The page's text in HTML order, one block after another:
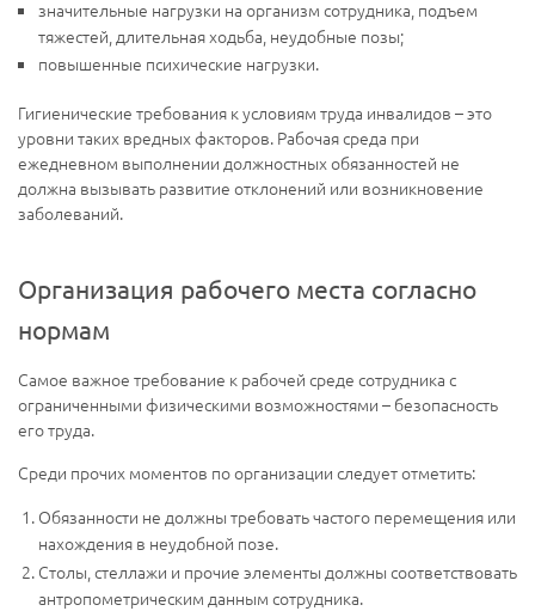
значительные нагрузки на организм сотрудника, подъем
тяжестей, длительная ходьба, неудобные позы;
повышенные психические нагрузки.
Гигиенические требования к условиям труда инвалидов – это
уровни таких вредных факторов. Рабочая среда при
ежедневном выполнении должностных обязанностей не
должна вызывать развитие отклонений или возникновение
заболеваний.
Организация рабочего места согласно
нормам
Самое важное требование к рабочей среде сотрудника с
ограниченными физическими возможностями – безопасность
его труда.
Среди прочих моментов по организации следует отметить:
Обязанности не должны требовать частого перемещения или
нахождения в неудобной позе.
Столы, стеллажи и прочие элементы должны соответствовать
антропометрическим данным сотрудника.